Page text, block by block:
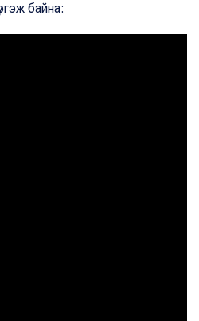
байна: